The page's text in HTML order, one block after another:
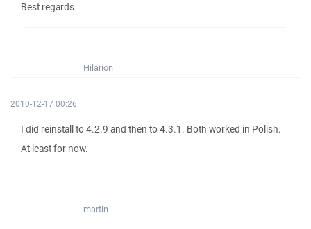
Best regards
Hilarion
2010-12-17 00:26
I did reinstall to 4.2.9 and then to 4.3.1. Both worked in Polish.
At least for now.
martin